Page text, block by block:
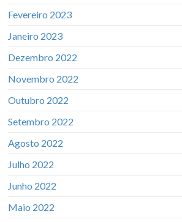
Fevereiro 2023
Janeiro 2023
Dezembro 2022
Novembro 2022
Outubro 2022
Setembro 2022
Agosto 2022
Julho 2022
Junho 2022
Maio 2022